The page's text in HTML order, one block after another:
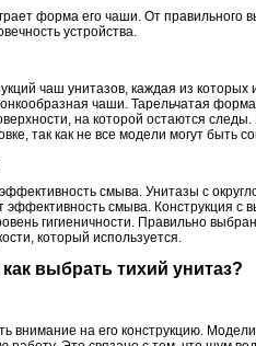
форма его чаши. От правильного
устройства.
чаш унитазов, каждая из
чаши. Тарельчатая
на которой остаются
так как не все модели могут быть
смыва. Унитазы с
смыва. Конструкция с
гигиеничности. Правильно
который используется.
выбрать тихий унитаз?
внимание на его конструкцию.